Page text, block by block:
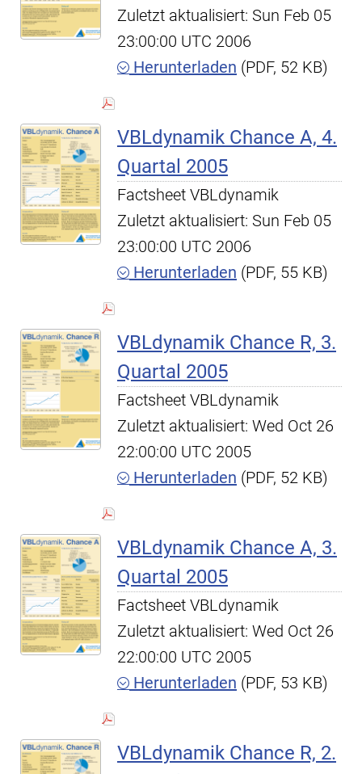
Zuletzt aktualisiert: Sun Feb 05
23:00:00 UTC 2006
Herunterladen (PDF, 52 KB)
VBLdynamik Chance A, 4.
Quartal 2005
Factsheet VBLdynamik
Zuletzt aktualisiert: Sun Feb 05
23:00:00 UTC 2006
Herunterladen (PDF, 55 KB)
VBLdynamik Chance R, 3.
Quartal 2005
Factsheet VBLdynamik
Zuletzt aktualisiert: Wed Oct 26
22:00:00 UTC 2005
Herunterladen (PDF, 52 KB)
VBLdynamik Chance A, 3.
Quartal 2005
Factsheet VBLdynamik
Zuletzt aktualisiert: Wed Oct 26
22:00:00 UTC 2005
Herunterladen (PDF, 53 KB)
VBLdynamik Chance R, 2.